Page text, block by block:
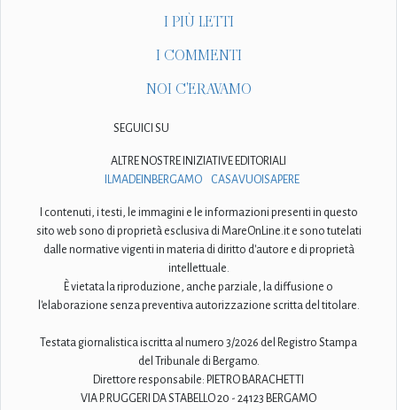
I PIÙ LETTI
I COMMENTI
NOI C'ERAVAMO
SEGUICI SU
ALTRE NOSTRE INIZIATIVE EDITORIALI
ILMADEINBERGAMO
CASAVUOISAPERE
I contenuti, i testi, le immagini e le informazioni presenti in questo
sito web sono di proprietà esclusiva di MareOnLine.it e sono tutelati
dalle normative vigenti in materia di diritto d'autore e di proprietà
intellettuale.
È vietata la riproduzione, anche parziale, la diffusione o
l'elaborazione senza preventiva autorizzazione scritta del titolare.
Testata giornalistica iscritta al numero 3/2026 del Registro Stampa
del Tribunale di Bergamo.
Direttore responsabile: PIETRO BARACHETTI
VIA P. RUGGERI DA STABELLO 20 - 24123 BERGAMO